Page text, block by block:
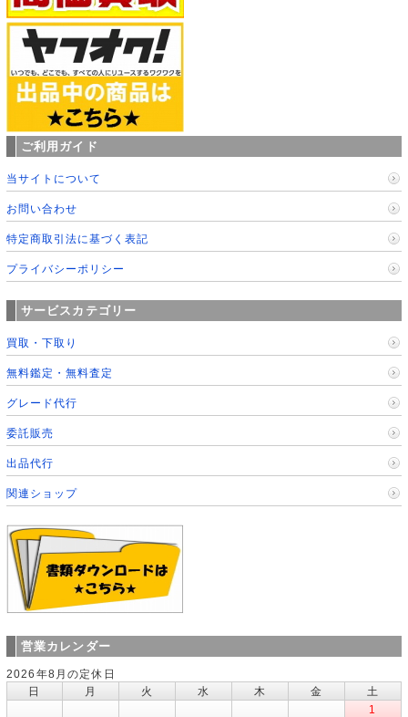
ご利用ガイド
当サイトについて
お問い合わせ
特定商取引法に基づく表記
プライバシーポリシー
サービスカテゴリー
買取・下取り
無料鑑定・無料査定
グレード代行
委託販売
出品代行
関連ショップ
営業カレンダー
2026年8月の定休日
日
月 火 水 木 金
土
1